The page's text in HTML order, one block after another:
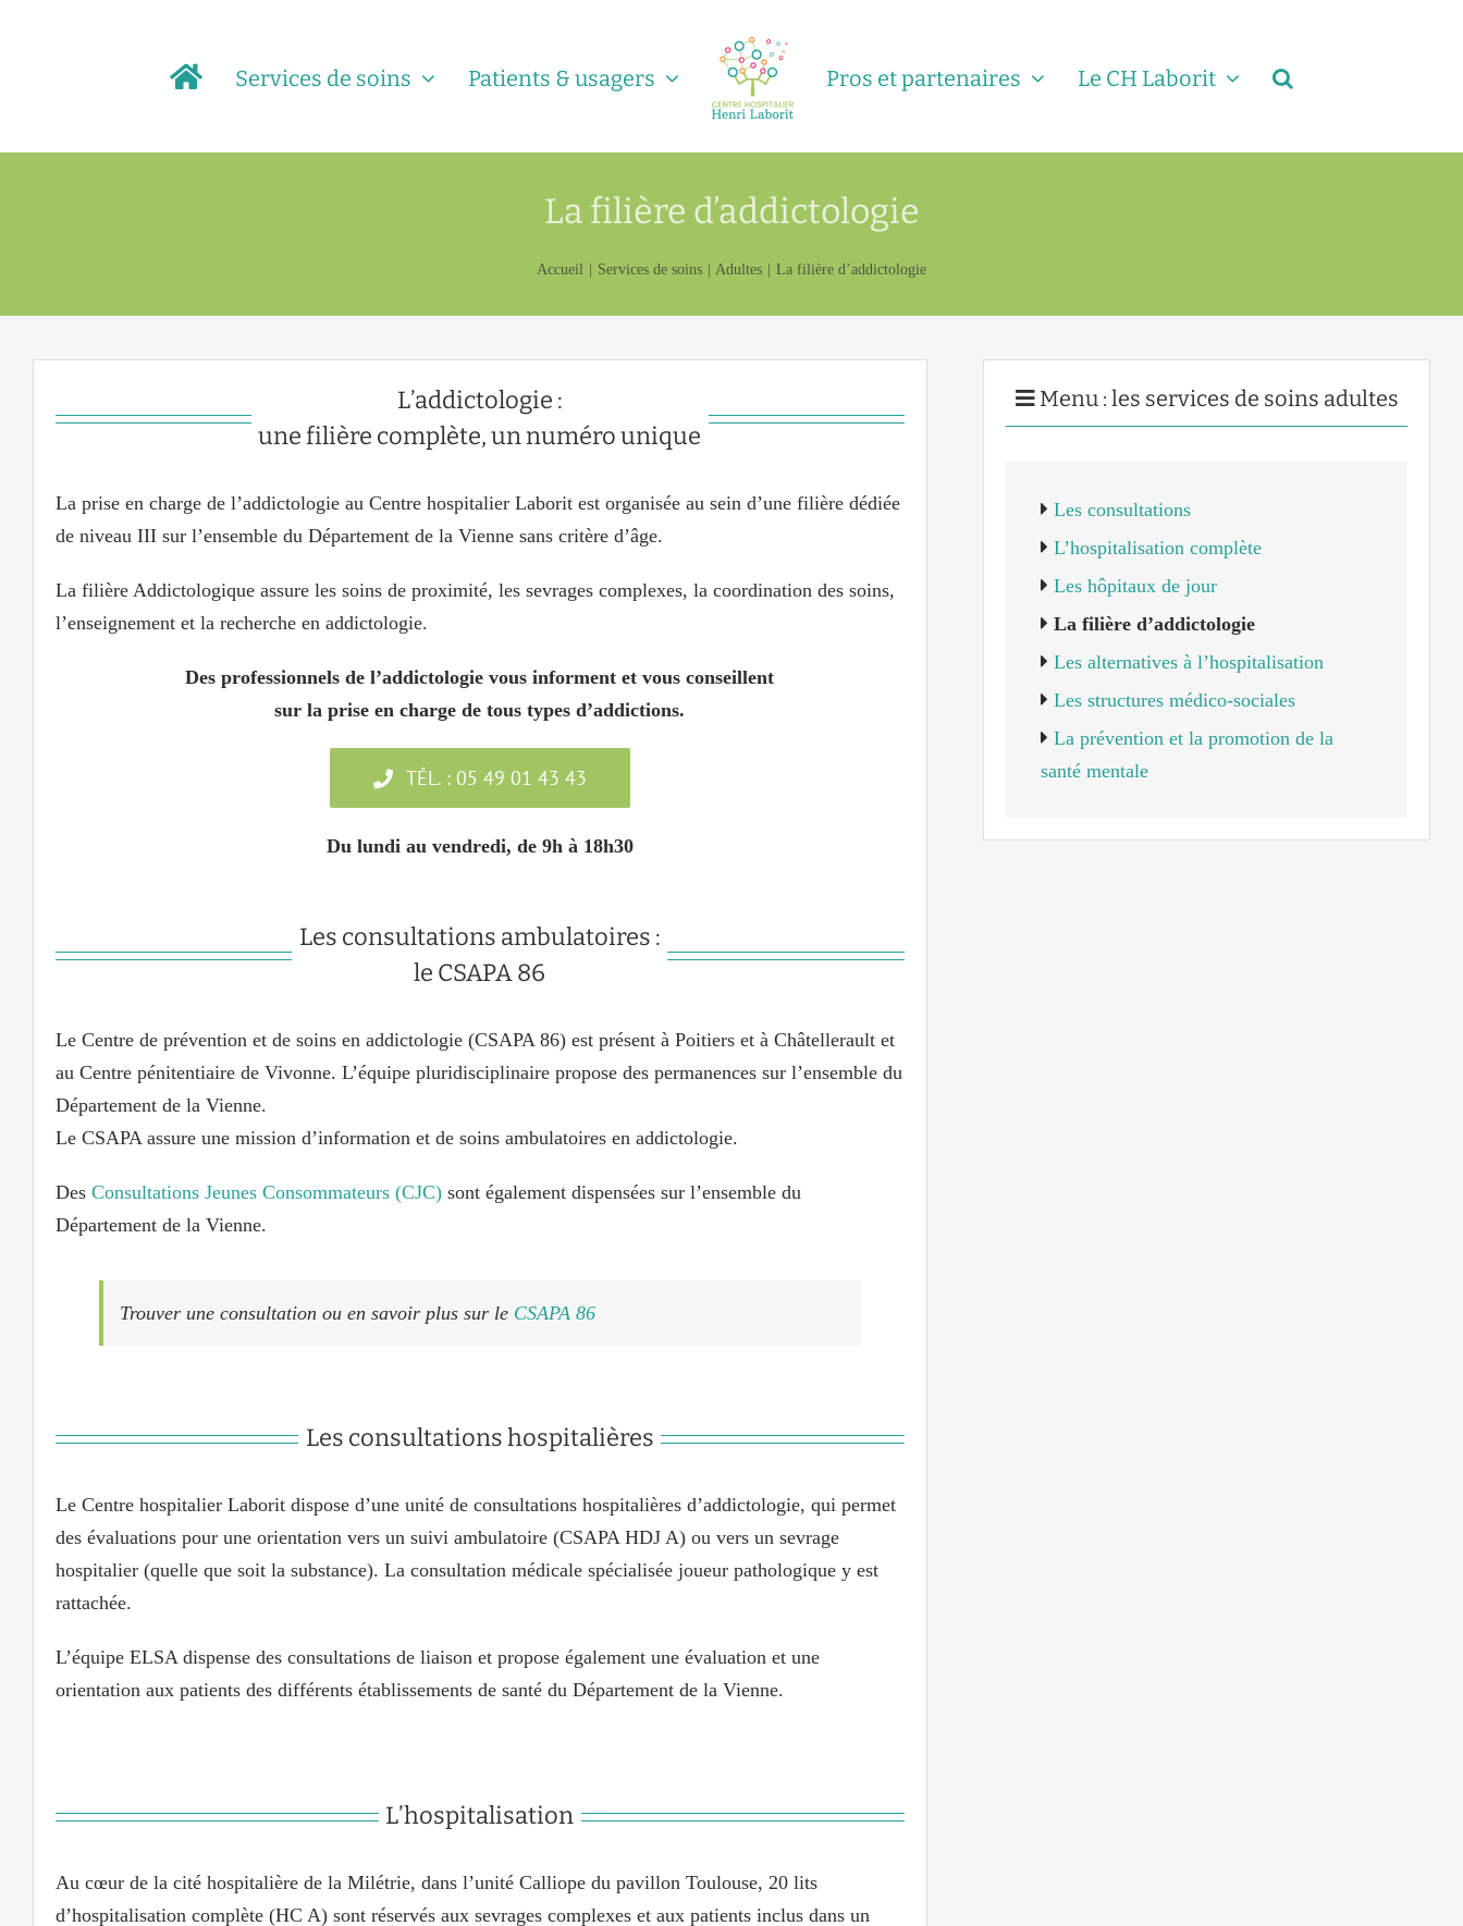
Services de soins Patients & usagers Pros et partenaires Le CH Laborit
La filière d’addictologie
Accueil Services de soins Adultes La filière d’addictologie
L’addictologie :
une filière complète, un numéro unique
La prise en charge de l’addictologie au Centre hospitalier Laborit est organisée au sein d’une filière dédiée
de niveau III sur l’ensemble du Département de la Vienne sans critère d’âge.
La filière Addictologique assure les soins de proximité, les sevrages complexes, la coordination des soins,
l’enseignement et la recherche en addictologie.
Des professionnels de l’addictologie vous informent et vous conseillent
sur la prise en charge de tous types d’addictions.
TÉL. : 05 49 01 43 43
Du lundi au vendredi, de 9h à 18h30
Les consultations ambulatoires :
le CSAPA 86
Le Centre de prévention et de soins en addictologie (CSAPA 86) est présent à Poitiers et à Châtellerault et
au Centre pénitentiaire de Vivonne. L’équipe pluridisciplinaire propose des permanences sur l’ensemble du
Département de la Vienne.
Le CSAPA assure une mission d’information et de soins ambulatoires en addictologie.
Des Consultations Jeunes Consommateurs (CJC) sont également dispensées sur l’ensemble du
Département de la Vienne.
Trouver une consultation ou en savoir plus sur le CSAPA 86
Les consultations hospitalières
Le Centre hospitalier Laborit dispose d’une unité de consultations hospitalières d’addictologie, qui permet
des évaluations pour une orientation vers un suivi ambulatoire (CSAPA HDJ A) ou vers un sevrage
hospitalier (quelle que soit la substance). La consultation médicale spécialisée joueur pathologique y est
rattachée.
L’équipe ELSA dispense des consultations de liaison et propose également une évaluation et une
orientation aux patients des différents établissements de santé du Département de la Vienne.
L’hospitalisation
Au cœur de la cité hospitalière de la Milétrie, dans l’unité Calliope du pavillon Toulouse, 20 lits
d’hospitalisation complète (HC A) sont réservés aux sevrages complexes et aux patients inclus dans un
Menu : les services de soins adultes
Les consultations
L’hospitalisation complète
Les hôpitaux de jour
La filière d’addictologie
Les alternatives à l’hospitalisation
Les structures médico-sociales
La prévention et la promotion de la
santé mentale